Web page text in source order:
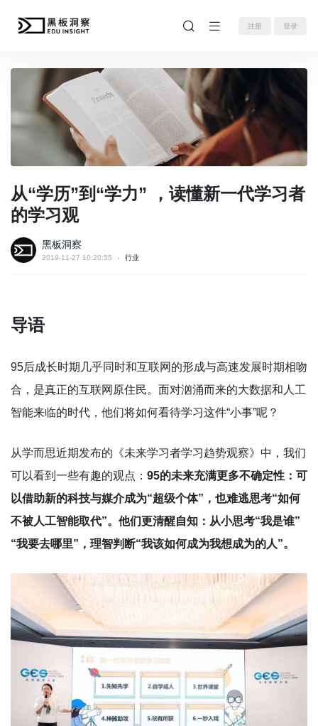
注册 登录
从“学历”到“学力” ，读懂新一代学习者
的学习观
黑板洞察
2019-11-27 10:20:55 行业
导语
95后成长时期几乎同时和互联网的形成与高速发展时期相吻
合，是真正的互联网原住民。面对汹涌而来的大数据和人工
智能来临的时代，他们将如何看待学习这件“小事”呢？
从学而思近期发布的《未来学习者学习趋势观察》中，我们
可以看到一些有趣的观点： 95的未来充满更多不确定性：可
以借助新的科技与媒介成为“超级个体”，也难逃思考“如何
不被人工智能取代”。他们更清醒自知：从小思考“我是谁”
“我要去哪里”，理智判断“我该如何成为我想成为的人”。